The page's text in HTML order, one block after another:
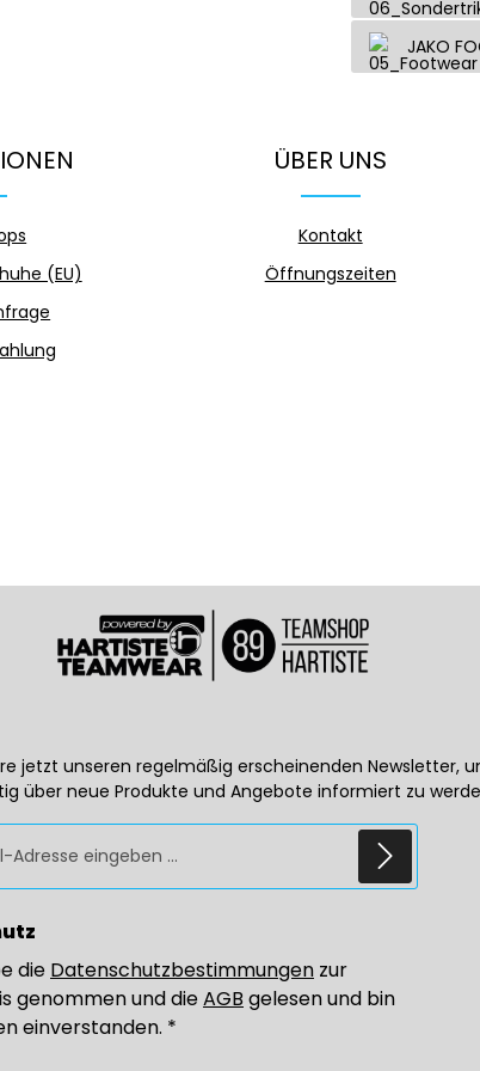
JAKO
(EU)
ÜBER UNS
Kontakt
Öffnungszeiten
jetzt unseren regelmäßig erscheinenden Newsletter,
über neue Produkte und Angebote informiert zu
die Datenschutzbestimmungen zur
genommen und dieAGB gelesen und bin
einverstanden. *